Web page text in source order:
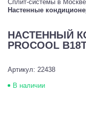
Сплит-системы в Москве
Настенные
НАСТЕННЫЙ
PROCOOL
Артикул: 22438
В наличии